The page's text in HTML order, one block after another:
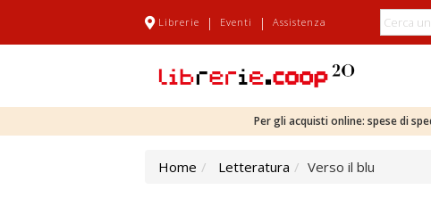
Librerie | Eventi | Assistenza
Per gli acquisti online: spese di
Home Letteratura Verso il blu